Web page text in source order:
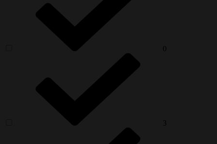
0
3